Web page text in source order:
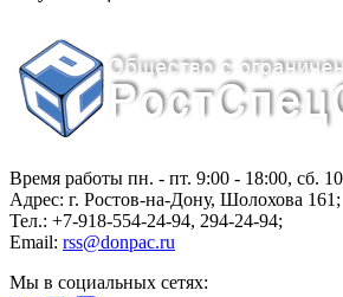
Время работы пн. - пт. 9:00 - 18:00, сб.
Адрес: г. Ростов-на-Дону, Шолохова 161 ;
Тел.: +7-918-554-24-94, 294-24-94;
Email: rss@donpac.ru
Мы в социальных сетях: